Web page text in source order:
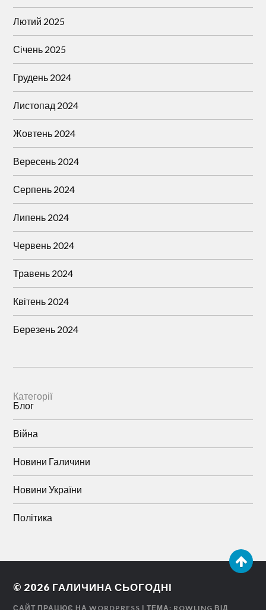
Лютий 2025
Січень 2025
Грудень 2024
Листопад 2024
Жовтень 2024
Вересень 2024
Серпень 2024
Липень 2024
Червень 2024
Травень 2024
Квітень 2024
Березень 2024
Категорії
Блог
Війна
Новини Галичини
Новини України
Політика
© 2026 ГАЛИЧИНА СЬОГОДНІ
САЙТ ПРАЦЮЄ НА WORDPRESS | ТЕМА: ROWLING ВІД